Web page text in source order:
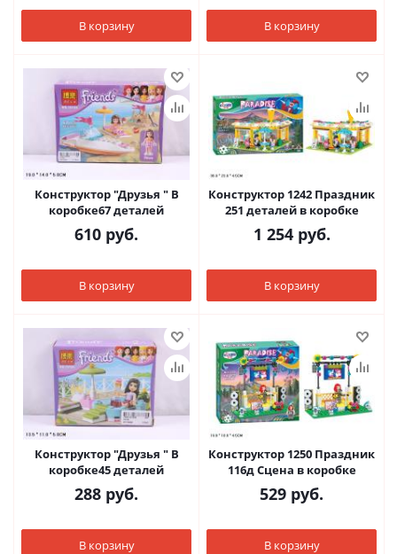
В корзину В корзину
Конструктор "Друзья " В
коробке67 деталей
610 руб.
В корзину
Конструктор 1242 Праздник
251 деталей в коробке
1 254руб.
В корзину
Конструктор "Друзья " В
коробке45 деталей
288 руб.
В корзину
Конструктор 1250 Праздник
116д Сцена в коробке
529 руб.
В корзину